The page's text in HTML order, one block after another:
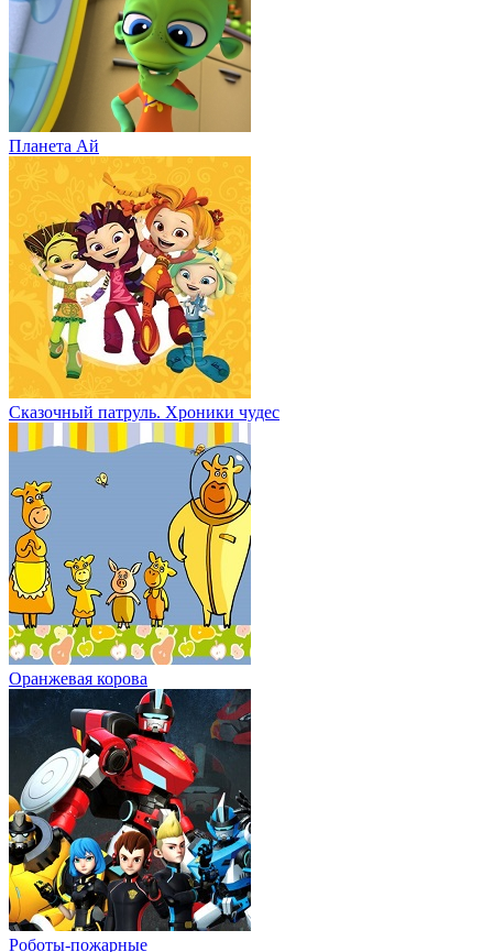
Планета Aй
Сказочный патруль. Хроники чудес
Оранжевая корова
Роботы-пожарные